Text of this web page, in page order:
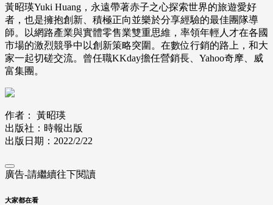
黃昭瑛Yuki Huang，永遠帶著赤子之心探索世界的旅遊愛好
者，也是擁抱創新、積極正向並樂於分享經驗的最佳團隊導
師。以網路產業與實體零售業雙重思維，率領年輕人才在各國
市場的激烈競爭中以創新策略突圍。在數位行銷的路上，和大
家一起切磋交流。曾任職KKday擔任營銷長、Yahoo奇摩、威
富集團。
作者： 黃昭瑛
出版社：時報出版
出版日期：2022/2/22
廣告-請繼續往下閱讀
大家都在看